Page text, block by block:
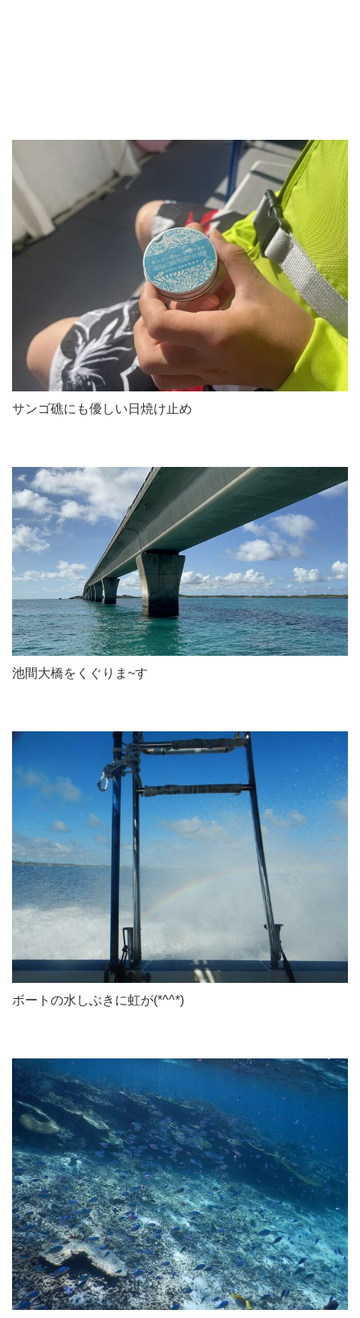
サンゴ礁にも優しい日焼け止め
池間大橋をくぐりま~す
ボートの水しぶきに虹が(*^^*)